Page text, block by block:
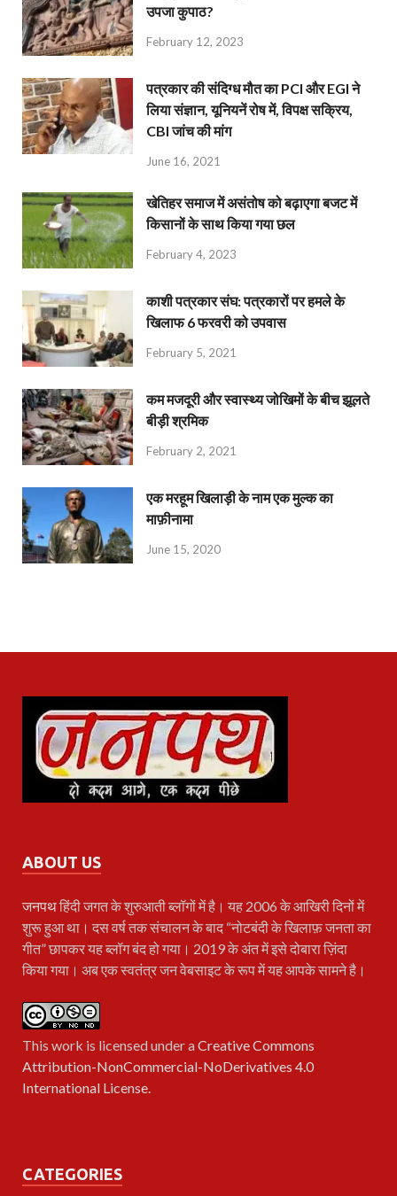
उपजा कुपाठ?
February 12, 2023
पत्रकार की संदिग्ध मौत का PCI और EGI ने
लिया संज्ञान, यूनियनें रोष में, विपक्ष सक्रिय,
CBI जांच की मांग
June 16, 2021
खेतिहर समाज में असंतोष को बढ़ाएगा बजट में
किसानों के साथ किया गया छल
February 4, 2023
काशी पत्रकार संघ: पत्रकारों पर हमले के
खिलाफ 6 फरवरी को उपवास
February 5, 2021
कम मजदूरी और स्वास्थ्य जोखिमों के बीच झूलते
बीड़ी श्रमिक
February 2, 2021
एक मरहूम खिलाड़ी के नाम एक मुल्क का
माफ़ीनामा
June 15, 2020
ABOUT US
जनपथहिंदी जगत के शुरुआती ब्लॉगों में है। यह 2006 के आखिरी दिनों में
शुरू हुआ था। दस वर्ष तक संचालन के बाद “नोटबंदी के खिलाफ़ जनता का
गीत” छापकर यह ब्लॉग बंद हो गया। 2019 के अंत में इसे दोबारा ज़िंदा
किया गया। अब एक स्वतंत्र जन वेबसाइट के रूप में यह आपके सामने है।
This work is licensed under aCreative Commons
Attribution-NonCommercial-NoDerivatives 4.0
International License.
CATEGORIES